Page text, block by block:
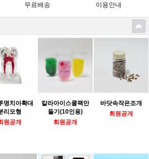
무료배송
이용안내
명치아확대
리모형
원공개
칼라아이스쿨팩만
들기(10인용)
회원공개
바닷속작은조개
회원공개